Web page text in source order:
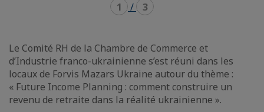
1 / 3
Le Comité RH de la Chambre de Commerce et
d’Industrie franco-ukrainienne s’est réuni dans les
locaux de Forvis Mazars Ukraine autour du thème :
« Future Income Planning : comment construire un
revenu de retraite dans la réalité ukrainienne ».